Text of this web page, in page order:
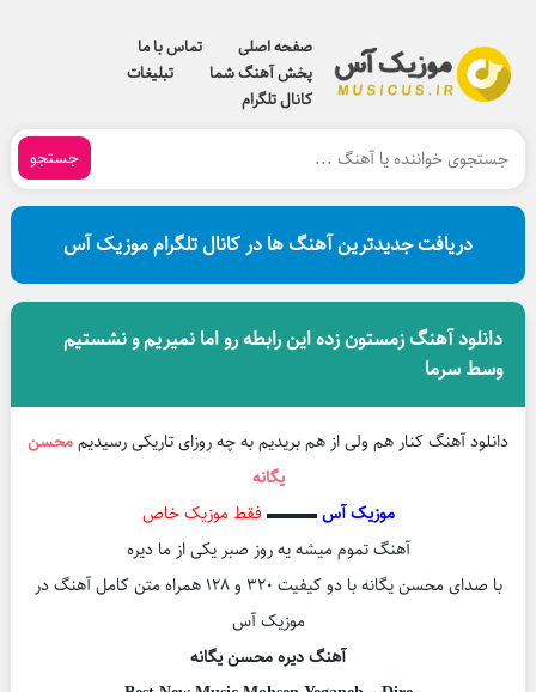
صفحه اصلی
تماس با ما
پخش آهنگ شما
تبلیغات
کانال تلگرام
جستجو
دریافت جدیدترین آهنگ ها در کانال تلگرام موزیک آس
دانلود آهنگ زمستون زده این رابطه رو اما نمیریم و نشستیم
وسط سرما
دانلود آهنگ کنار هم ولی از هم بریدیم به چه روزای تاریکی رسیدیممحسن
یگانه
موزیک آس▬▬▬ فقط موزیک خاص
آهنگ تموم میشه یه روز صبر یکی از ما دیره
با صدای محسن یگانه با دو کیفیت ۳۲۰ و ۱۲۸ همراه متن کامل آهنگ در
موزیک آس
آهنگ دیره محسن یگانه